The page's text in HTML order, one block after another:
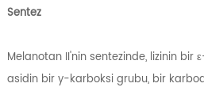
Sentez
Melanotan II'nin sentezinde, lizinin
asidin bir y-karboksi grubu, bir